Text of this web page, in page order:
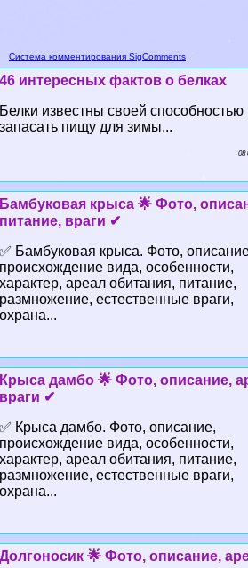
Система комментирования SigComments
46 интересных фактов о белках
Белки известны своей способностью
запасать пищу для зимы...
08
Бамбуковая крыса 🌟 Фото,
питание, враги ✔
✅ Бамбуковая крыса. Фото,
происхождение вида, особенности,
хаpaктер, ареал обитания, питание,
размножение, естественные враги,
охрана...
Крыса дамбо 🌟 Фото, описание,
враги ✔
✅ Крыса дамбо. Фото, описание,
происхождение вида, особенности,
хаpaктер, ареал обитания, питание,
размножение, естественные враги,
охрана...
Долгоносик 🌟 Фото, описание,